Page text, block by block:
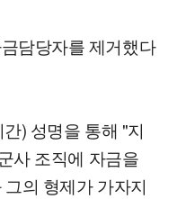
담당자를 제거했다
) 성명을 통해 "지
사 조직에 자금을
의 형제가 가자지